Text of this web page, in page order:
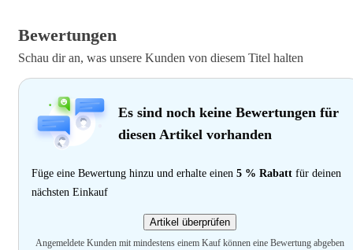
Bewertungen
Schau dir an, was unsere Kunden von diesem Titel halten
Es sind noch keine Bewertungen für
diesen Artikel vorhanden
Füge eine Bewertung hinzu und erhalte einen 5 % Rabatt für deinen
nächsten Einkauf
Artikel überprüfen
Angemeldete Kunden mit mindestens einem Kauf können eine Bewertung abgeben